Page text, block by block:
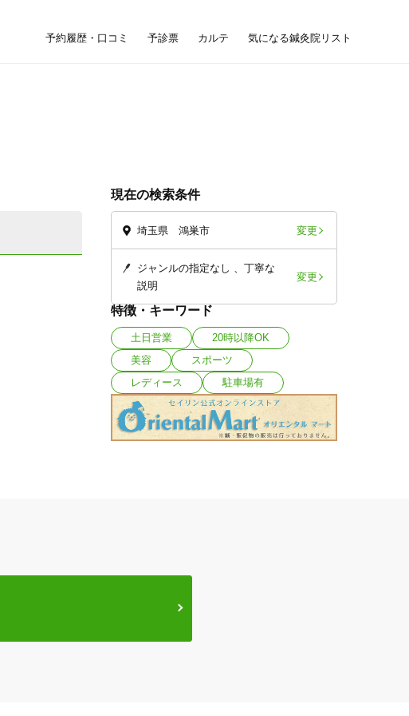
予約履歴・口コミ 予診票 カルテ 気になる鍼灸院リスト
現在の検索条件
埼玉県 鴻巣市 変更
ジャンルの指定なし
丁寧な
説明
変更
特徴・キーワード
土日営業
20時以降OK
美容
スポーツ
レディース
駐車場有